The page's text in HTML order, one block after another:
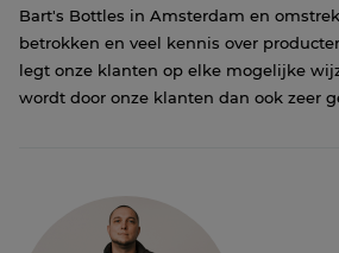
Bart's Bottles in Amsterdam en
betrokken en veel kennis over
legt onze klanten op elke mogelijke
wordt door onze klanten dan ook zeer